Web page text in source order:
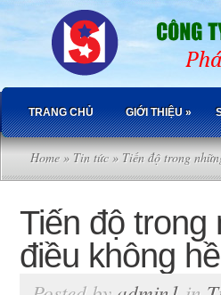
TRANG CHỦ GIỚI THIỆU»
Home » Tin tức » Tiến độ trong
Tiến độ
điều không